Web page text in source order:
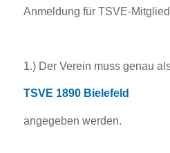
Anmeldung für TSVE-
1.) Der Verein muss genau
TSVE 1890 Bielefeld
angegeben werden.